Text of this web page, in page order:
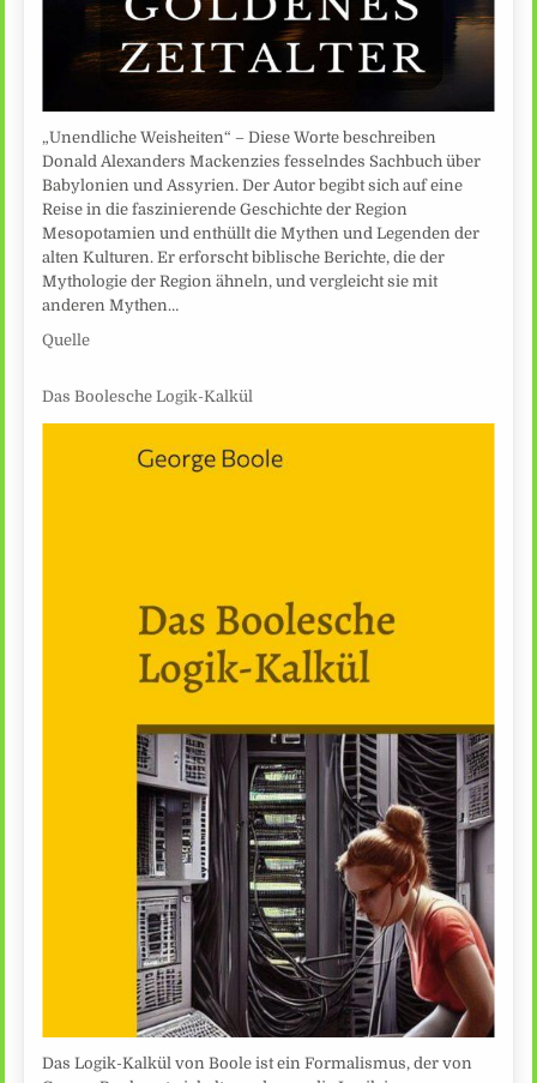
„Unendliche Weisheiten“ – Diese Worte beschreiben
Donald Alexanders Mackenzies fesselndes Sachbuch über
Babylonien und Assyrien. Der Autor begibt sich auf eine
Reise in die faszinierende Geschichte der Region
Mesopotamien und enthüllt die Mythen und Legenden der
alten Kulturen. Er erforscht biblische Berichte, die der
Mythologie der Region ähneln, und vergleicht sie mit
anderen Mythen…
Quelle
Das Boolesche Logik-Kalkül
Das Logik-Kalkül von Boole ist ein Formalismus, der von